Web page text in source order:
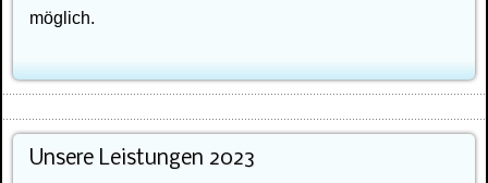
möglich.
Unsere Leistungen 2023